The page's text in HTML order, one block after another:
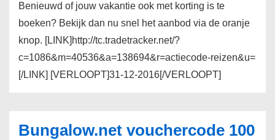
Benieuwd of jouw vakantie ook met korting is te
boeken? Bekijk dan nu snel het aanbod via de oranje
knop. [LINK]http://tc.tradetracker.net/?
c=1086&m=40536&a=138694&r=actiecode-reizen&u=
[/LINK] [VERLOOPT]31-12-2016[/VERLOOPT]
Bungalow.net vouchercode 100